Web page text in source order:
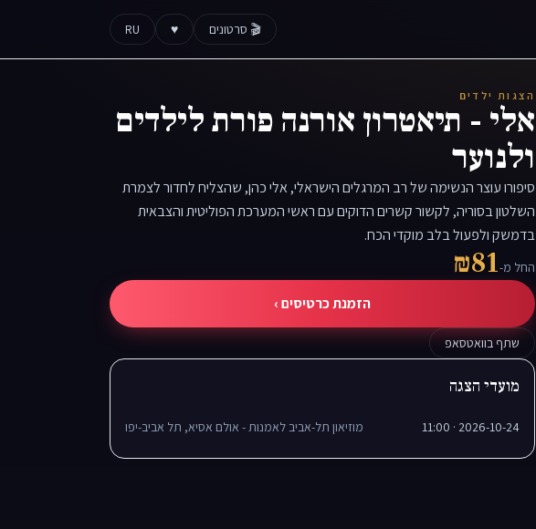
🎬 סרטונים ♥
RU
הצגות ילדים
אלי - תיאטרון אורנה פורת לילדים
ולנוער
סיפורו עוצר הנשימה של רב המרגלים הישראלי, אלי כהן, שהצליח לחדור לצמרת
השלטון בסוריה, לקשור קשרים הדוקים עם ראשי המערכת הפוליטית והצבאית
בדמשק ולפעול בלב מוקדי הכח.
החל מ-₪81
הזמנת כרטיסים ›
שתף בוואטסאפ
מועדי הצגה
2026-10-24 · 11:00 מוזיאון תל-אביב לאמנות - אולם אסיא, תל אביב-יפו